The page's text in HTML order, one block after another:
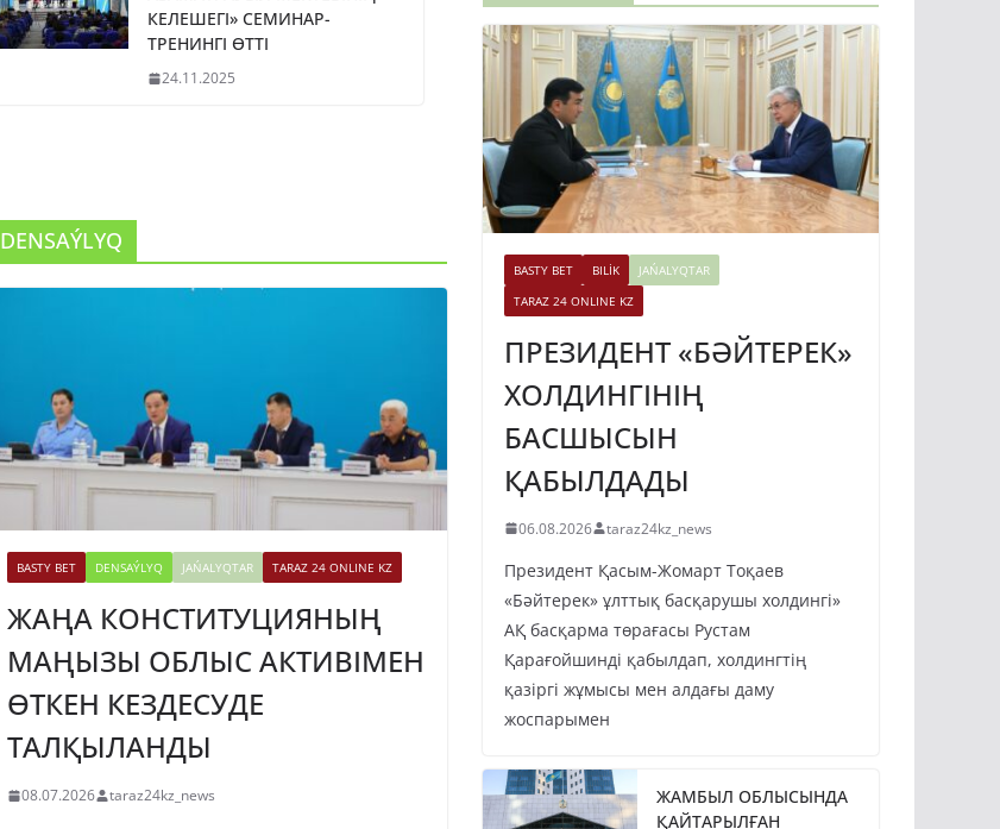
КЕЛЕШЕГІ» СЕМИНАР-
ТРЕНИНГІ ӨТТІ
24.11.2025
DENSAÝLYQ
BASTY BET DENSAÝLYQ JAŃALYQTAR TARAZ 24 ONLINE KZ
ЖАҢА КОНСТИТУЦИЯНЫҢ
МАҢЫЗЫ ОБЛЫС АКТИВІМЕН
ӨТКЕН КЕЗДЕСУДЕ
ТАЛҚЫЛАНДЫ
08.07.2026 taraz24kz_news
BASTY BET BILİK
JAŃALYQTAR
TARAZ 24 ONLINE KZ
ПРЕЗИДЕНТ «БӘЙТЕРЕК»
ХОЛДИНГІНІҢ
БАСШЫСЫН
ҚАБЫЛДАДЫ
06.08.2026 taraz24kz_news
Президент Қасым-Жомарт Тоқаев
«Бәйтерек» ұлттық басқарушы холдингі»
АҚ басқарма төрағасы Рустам
Қарағойшинді қабылдап, холдингтің
қазіргі жұмысы мен алдағы даму
жоспарымен
ЖАМБЫЛ ОБЛЫСЫНДА
ҚАЙТАРЫЛҒАН